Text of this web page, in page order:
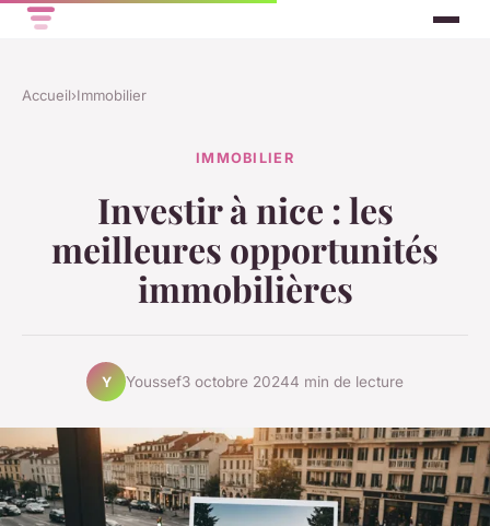
Accueil›Immobilier
IMMOBILIER
Investir à nice : les
meilleures opportunités
immobilières
Y Youssef3 octobre 20244 min de lecture